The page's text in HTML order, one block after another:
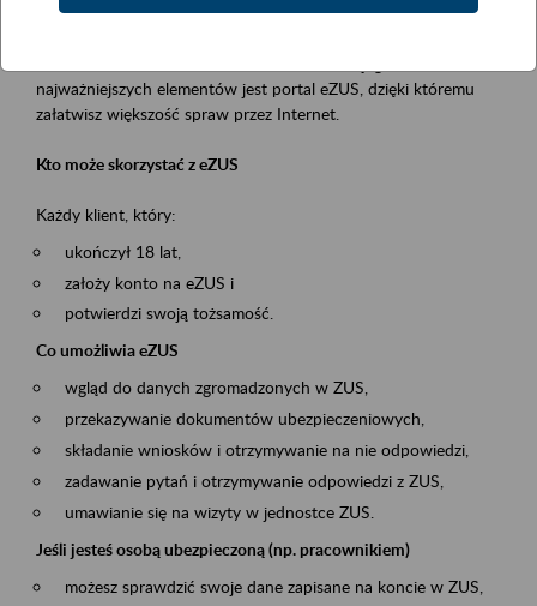
Platforma Usług Elektronicznych ZUS eZUS
najważniejszych elementów jest portal eZUS, dzięki któremu
załatwisz większość spraw przez Internet.
Kto może skorzystać z eZUS
Każdy klient, który:
ukończył 18 lat,
założy konto na eZUS i
potwierdzi swoją tożsamość.
Co umożliwia eZUS
wgląd do danych zgromadzonych w ZUS,
przekazywanie dokumentów ubezpieczeniowych,
składanie wniosków i otrzymywanie na nie odpowiedzi,
zadawanie pytań i otrzymywanie odpowiedzi z ZUS,
umawianie się na wizyty w jednostce ZUS.
Jeśli jesteś osobą ubezpieczoną (np. pracownikiem)
możesz sprawdzić swoje dane zapisane na koncie w ZUS,